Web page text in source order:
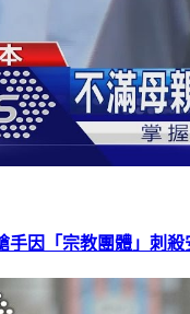
手因「宗教團體」刺殺